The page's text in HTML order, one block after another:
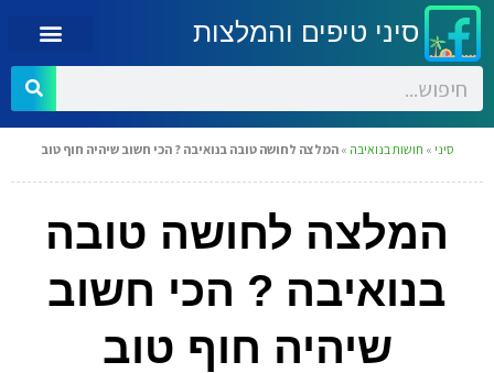
סיני טיפים והמלצות
סיני » חושות בנואיבה »המלצה לחושה טובה בנואיבה ? הכי חשוב שיהיה חוף טוב
המלצה לחושה טובה
בנואיבה ? הכי חשוב
שיהיה חוף טוב